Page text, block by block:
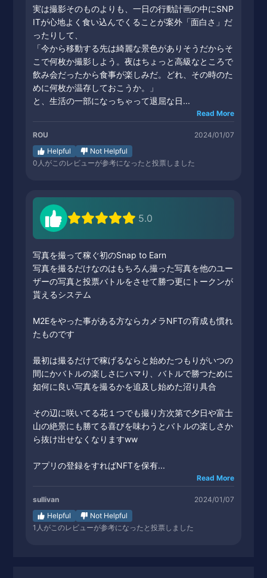
実は撮影そのものよりも、一日の行動計画の中にSNP
ITが心地よく食い込んでくることが案外「面白さ」だ
ったりして、
「今から移動する先は綺麗な景色がありそうだからそ
こで何枚か撮影しよう。夜はちょっと高級なところで
飲み会だったから食事が楽しみだ。どれ、その時のた
めに何枚か温存しておこうか。」
と、生活の一部になっちゃって退屈な日...
Read More
ROU
2024/01/07
Helpful
Not Helpful
0 人がこのレビューが参考になったと投票しました
5.0
写真を撮って稼ぐ初のSnap to Earn
写真を撮るだけなのはもちろん撮った写真を他のユー
ザーの写真と投票バトルをさせて勝つ更にトークンが
貰えるシステム
M2Eをやった事がある方ならカメラNFTの育成も慣れ
たものです
最初は撮るだけで稼げるならと始めたつもりがいつの
間にかバトルの楽しさにハマり、バトルで勝つために
如何に良い写真を撮るかを追及し始めた沼り具合
その辺に咲いてる花１つでも撮り方次第で夕日や富士
山の絶景にも勝てる喜びを味わうとバトルの楽しさか
ら抜け出せなくなりますww
アプリの登録をすればNFTを保有...
Read More
sullivan
2024/01/07
Helpful
Not Helpful
1 人がこのレビューが参考になったと投票しました